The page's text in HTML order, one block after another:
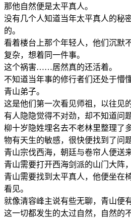
那他自然便是太平真人。
没有几个人知道当年太平真人的秘
的。
看着楼台上那个年轻人，他们沉默
复杂，想着同一件事。
这个祸害……居然真的还活着。
不知道当年事的修行者们还处于懵
青山弟子。
这是他们第一次看见师祖，以往见
有人隐隐觉得不对劲，却不知道问
柳十岁隐姓埋名去不老林里整理了
物有天生的敏感，很快便找到了问
青山宗伐西海，朝廷与卷帘人便送
青山需要打开西海剑派的山门大阵
青山需要找到太平真人，他便坐在
看见。
就像清容峰主说有些无聊，青山便
这一切都发生的太过自然，自然的